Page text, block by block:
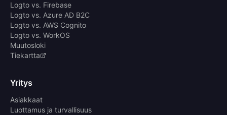
Logto vs. Firebase
Logto vs. Azure AD B2C
Logto vs. AWS Cognito
Logto vs. WorkOS
Muutosloki
Tiekartta
Yritys
Asiakkaat
Luottamus ja turvallisuus